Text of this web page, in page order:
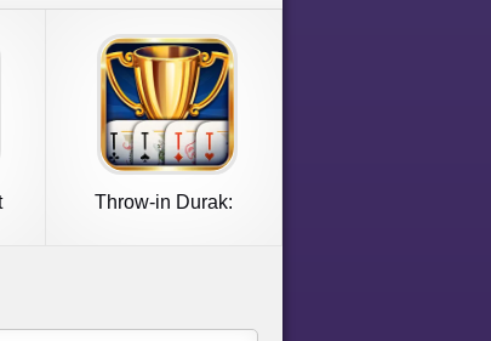
Throw-in Durak: